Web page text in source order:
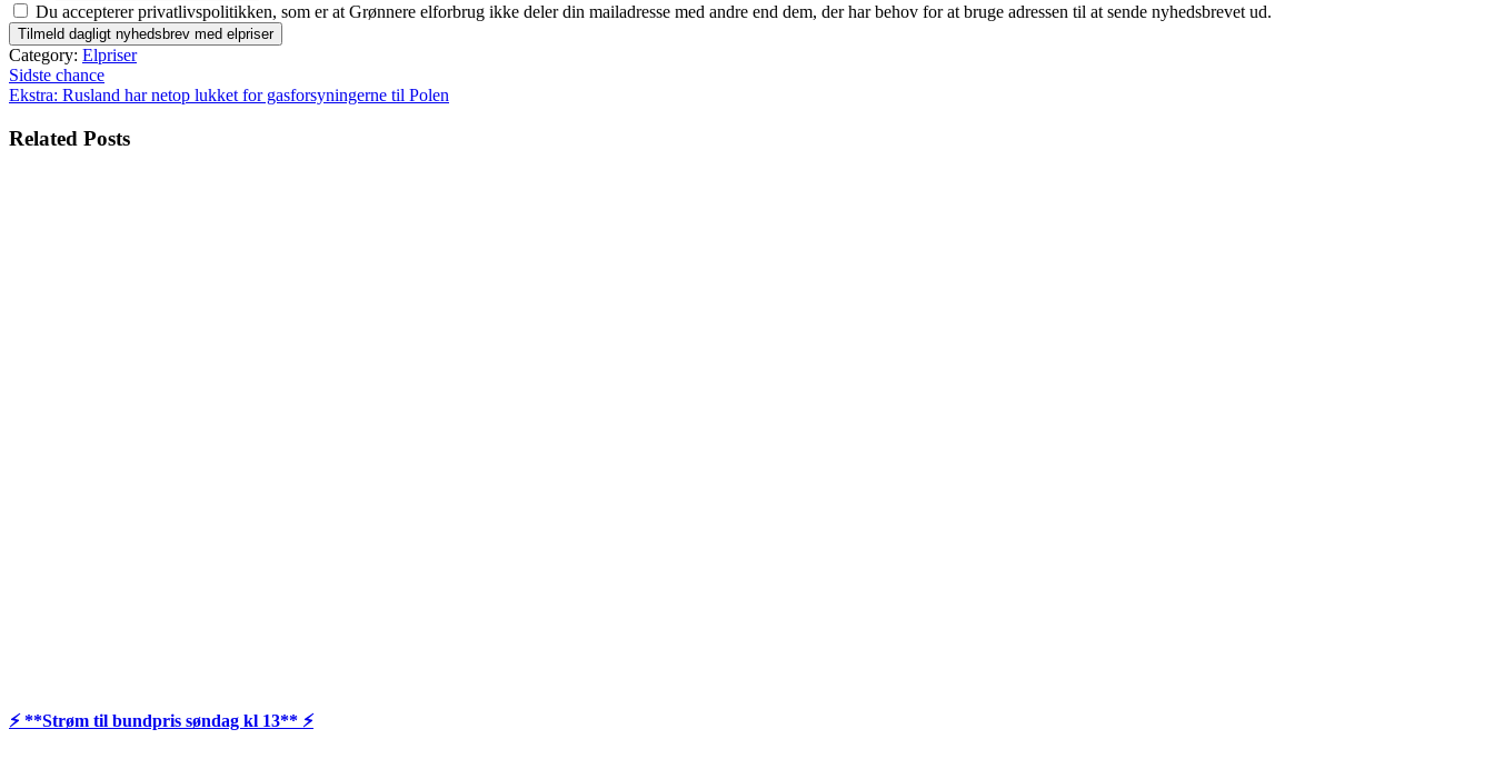
Du accepterer privatlivspolitikken, som er at Grønnere elforbrug ikke deler din mailadresse med andre end dem, der har behov for at bruge adressen til at sende nyhedsbrevet ud.
Category: Elpriser
Indlægsnavigation
Sidste chance
Ekstra: Rusland har netop lukket for gasforsyningerne til Polen
Related Posts
⚡️ **Strøm til bundpris søndag kl 13** ⚡️